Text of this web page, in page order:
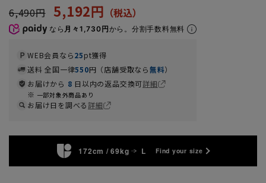
6,490円 5,192円
なら 月々1,730円から。分割手数料無料
WEB会員なら25pt獲得
送料 全国一律550円（店舗受取なら無料）
お届けから 8 日以内の返品交換可詳細
一部対象外商品あり
お届け日を調べる詳細
172cm / 69kg L Find your size